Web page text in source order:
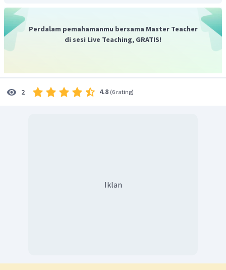
Perdalam pemahamanmu bersama Master Teacher
di sesi Live Teaching, GRATIS!
2 4.8 (6 rating)
Iklan